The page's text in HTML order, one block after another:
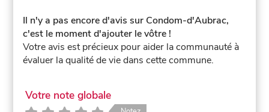
Il n'y a pas encore d'avis sur Condom-d'Aubrac,
c'est le moment d'ajouter le vôtre !
Votre avis est précieux pour aider la communauté à
évaluer la qualité de vie dans cette commune.
Votre note globale